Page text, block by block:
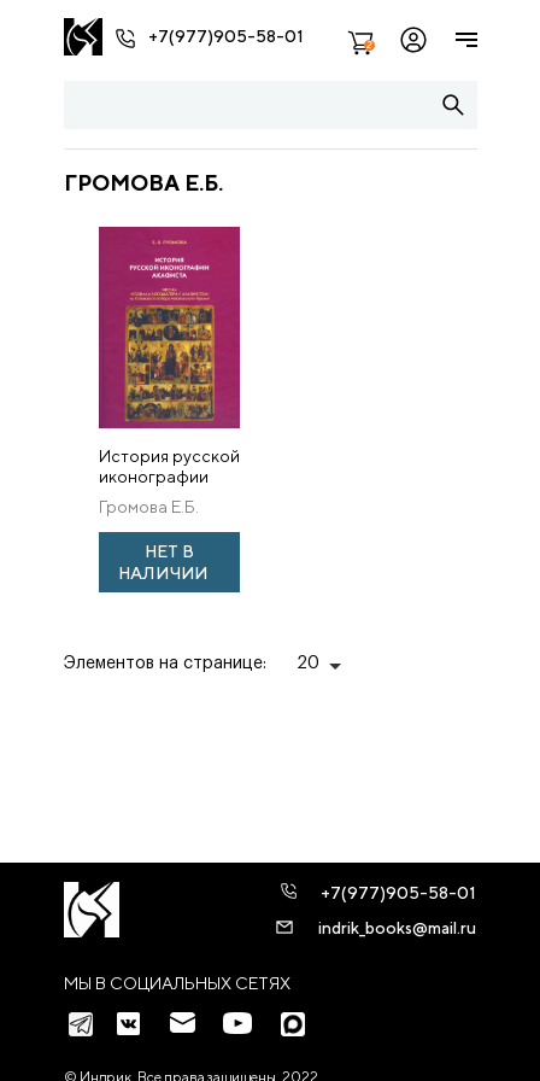
+7(977)905-58-01 2
ГРОМОВА Е.Б.
История русской
иконографии
Акафиста. Икона
«Похвала
Богоматери с
Акафистом» из
Успенского
Громова Е.Б.
НЕТ В
НАЛИЧИИ
Элементов на странице: 20
МЫ В СОЦИАЛЬНЫХ СЕТЯХ
+7(977)905-58-01
indrik_books@mail.ru
© Индрик. Все права защищены, 2022